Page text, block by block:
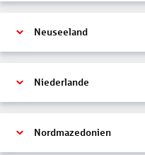
Neuseeland
Niederlande
Nordmazedonien